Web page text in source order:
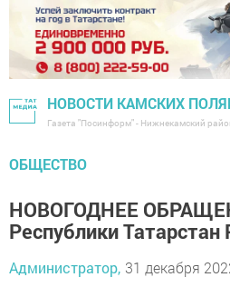
НОВОСТИ КАМСКИХ
Газета "Посинформ" - Нижнекамский
ОБЩЕСТВО
НОВОГОДНЕЕ
Республики
Администратор, 31 декабря